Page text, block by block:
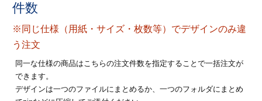
印刷
リーブ印刷
加工
ァイル印刷
件数
※同じ仕様（用紙・サイズ・枚数等）でデザインのみ違
う注文
同一な仕様の商品はこちらの注文件数を指定することで一括注文が
できます。
デザインは一つのファイルにまとめるか、一つのフォルダにまとめ